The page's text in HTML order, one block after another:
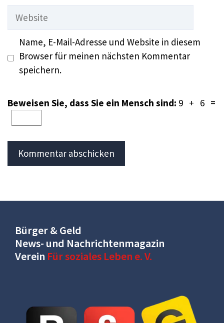
Website
Name, E-Mail-Adresse und Website in diesem
Browser für meinen nächsten Kommentar
speichern.
Beweisen Sie, dass Sie ein Mensch sind: 9 + 6 =
Bürger & Geld
News- und Nachrichtenmagazin
Verein Für soziales Leben e. V.